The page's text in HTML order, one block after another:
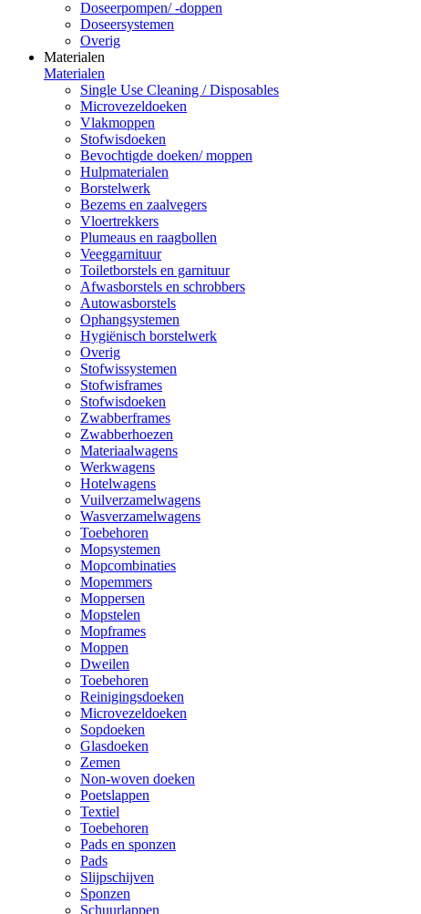
Doseerpompen/ -doppen
Doseersystemen
Overig
Materialen
Materialen
Single Use Cleaning / Disposables
Microvezeldoeken
Vlakmoppen
Stofwisdoeken
Bevochtigde doeken/ moppen
Hulpmaterialen
Borstelwerk
Bezems en zaalvegers
Vloertrekkers
Plumeaus en raagbollen
Veeggarnituur
Toiletborstels en garnituur
Afwasborstels en schrobbers
Autowasborstels
Ophangsystemen
Hygiënisch borstelwerk
Overig
Stofwissystemen
Stofwisframes
Stofwisdoeken
Zwabberframes
Zwabberhoezen
Materiaalwagens
Werkwagens
Hotelwagens
Vuilverzamelwagens
Wasverzamelwagens
Toebehoren
Mopsystemen
Mopcombinaties
Mopemmers
Moppersen
Mopstelen
Mopframes
Moppen
Dweilen
Toebehoren
Reinigingsdoeken
Microvezeldoeken
Sopdoeken
Glasdoeken
Zemen
Non-woven doeken
Poetslappen
Textiel
Toebehoren
Pads en sponzen
Pads
Slijpschijven
Sponzen
Schuurlappen